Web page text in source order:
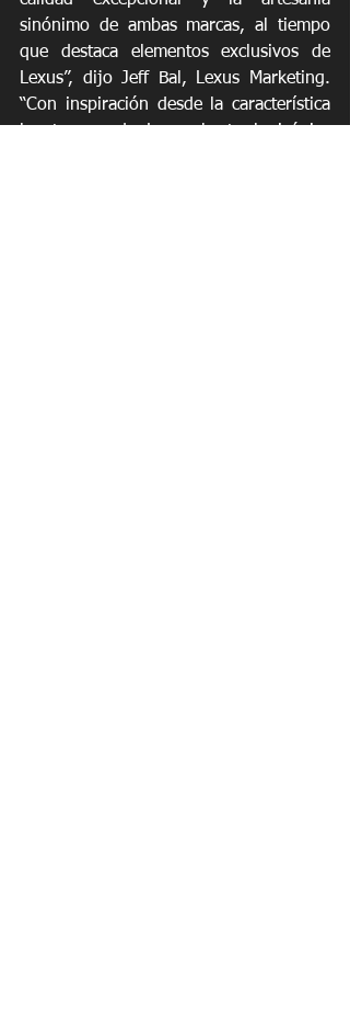
sinónimo de ambas marcas, al tiempo
que destaca elementos exclusivos de
Lexus”, dijo Jeff Bal, Lexus Marketing.
“Con inspiración desde la característica